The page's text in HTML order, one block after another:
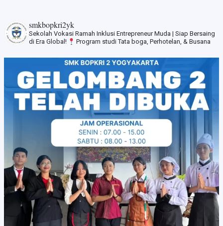
smkbopkri2yk
Sekolah Vokasi Ramah InklusiEntrepreneur Muda | Siap Bersaing
di Era Global!
Program studi Tata boga, Perhotelan, & Busana